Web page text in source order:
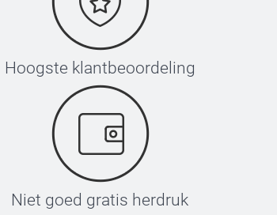
Hoogste klantbeoordeling
Niet goed gratis herdruk